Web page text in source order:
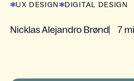
fokusere på at...
UX DESIGN DIGITAL DESIGN
Nicklas Alejandro Brønd 7